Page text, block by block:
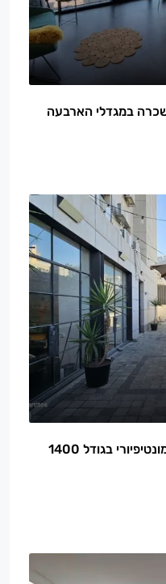
משרד עם חצר פרטית בשכונת מונטיפיורי בגודל 1400